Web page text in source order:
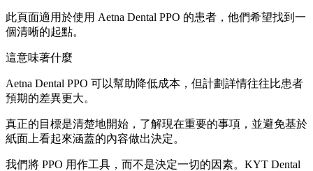
此頁面適用於使用 Aetna Dental PPO 的患者，他們希望找到一
個清晰的起點。
這意味著什麼
Aetna Dental PPO 可以幫助降低成本，但計劃詳情往往比患者
預期的差異更大。
真正的目標是清楚地開始，了解現在重要的事項，並避免基於
紙面上看起來涵蓋的內容做出決定。
我們將 PPO 用作工具，而不是決定一切的因素。KYT Dental